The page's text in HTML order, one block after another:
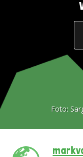
Foto: